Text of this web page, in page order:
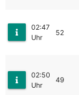
02:47
Uhr
52
02:50
Uhr
49